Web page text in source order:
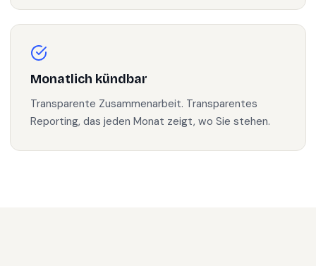
Monatlich kündbar
Transparente Zusammenarbeit. Transparentes
Reporting, das jeden Monat zeigt, wo Sie stehen.